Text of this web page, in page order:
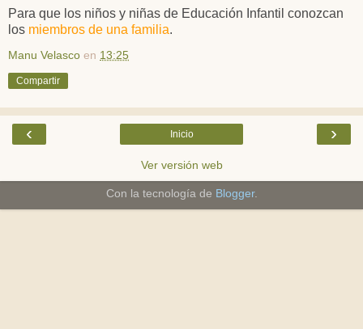
Para que los niños y niñas de Educación Infantil conozcan
los miembros de una familia.
Manu Velasco en 13:25
Compartir
‹ ›
Inicio
Ver versión web
Con la tecnología de Blogger.